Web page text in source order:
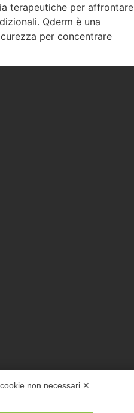
terapeutiche per affrontare
Qderm è una
per concentrare
non necessari ✕